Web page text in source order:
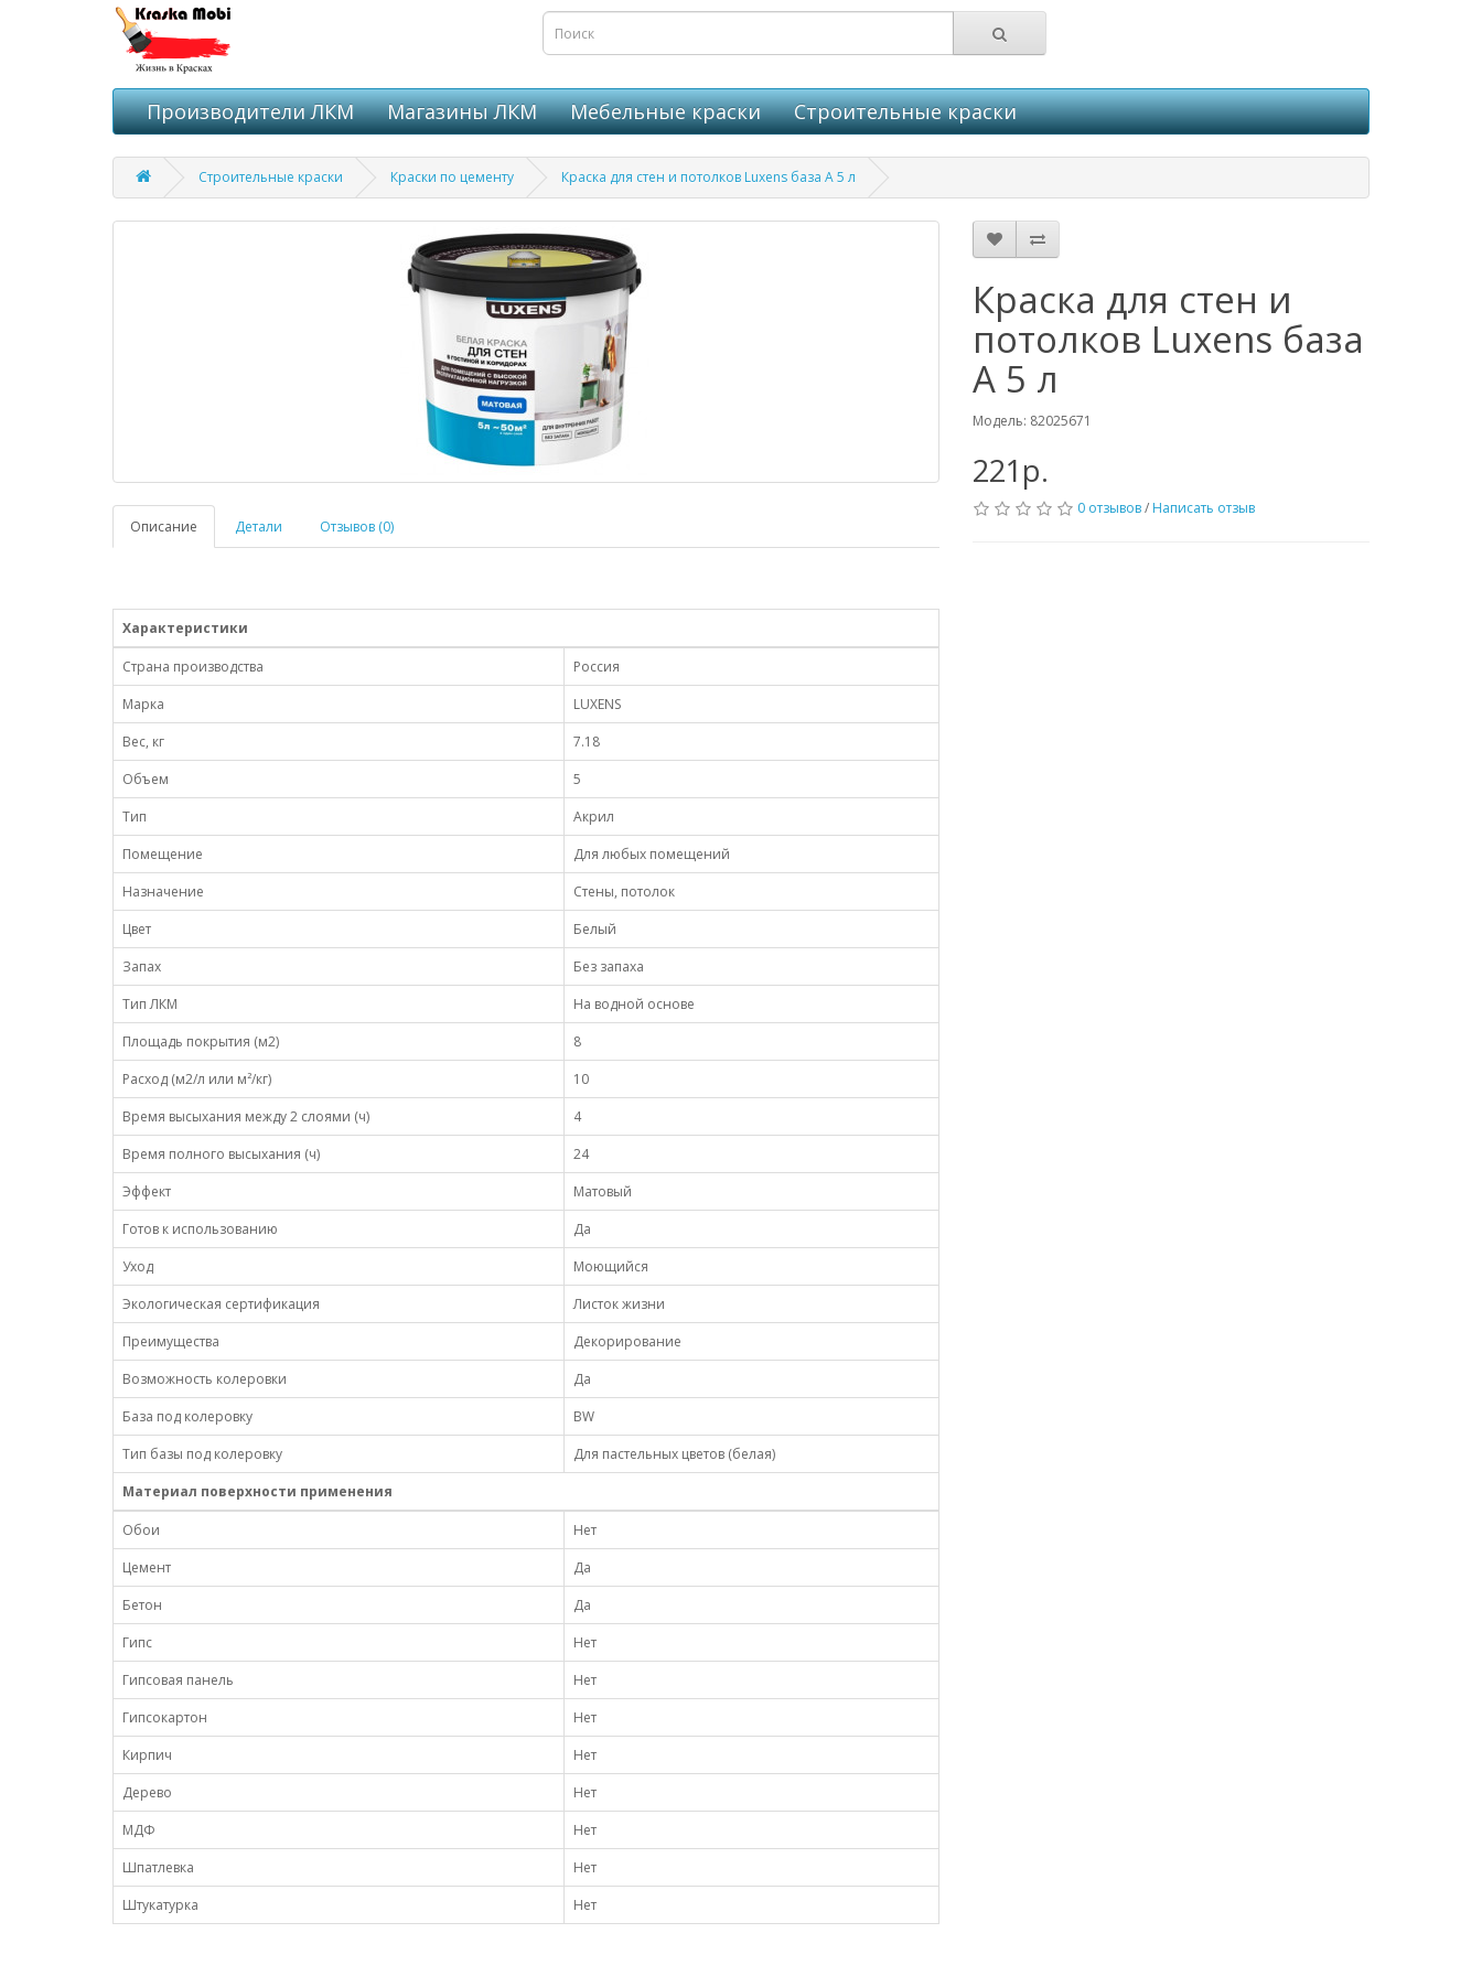
Производители ЛКМ Магазины ЛКМ Мебельные краски Строительные краски
Строительные краски Краски по цементу Краска для стен и потолков Luxens база A 5 л
Описание Детали Отзывов (0)
Характеристики
Страна производства
Россия
Марка
LUXENS
Вес, кг
7.18
Объем
5
Тип
Акрил
Помещение
Для любых помещений
Назначение
Стены, потолок
Цвет
Белый
Запах
Без запаха
Тип ЛКМ
На водной основе
Площадь покрытия (м2)
8
Расход (м2/л или м²/кг)
10
Время высыхания между 2 слоями (ч)
4
Время полного высыхания (ч)
24
Эффект
Матовый
Готов к использованию
Да
Уход
Моющийся
Экологическая сертификация
Листок жизни
Преимущества
Декорирование
Возможность колеровки
Да
База под колеровку
BW
Тип базы под колеровку
Для пастельных цветов (белая)
Материал поверхности применения
Обои
Нет
Цемент
Да
Бетон
Да
Гипс
Нет
Гипсовая панель
Нет
Гипсокартон
Нет
Кирпич
Нет
Дерево
Нет
МДФ
Нет
Шпатлевка
Нет
Штукатурка
Нет
Краска для стен и
потолков Luxens база
A 5 л
Модель: 82025671
221р.
0 отзывов/ Написать отзыв